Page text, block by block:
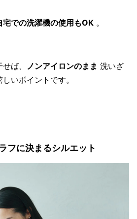
宅での洗濯機の使用もOK 。
ば、 ノンアイロンのまま 洗いざ
いポイントです。
フに決まるシルエット